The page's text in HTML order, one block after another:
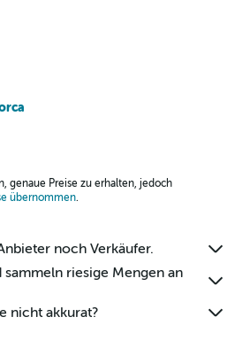
genaue Preise zu erhalten, jedoch
übernommen.
noch Verkäufer.
riesige Mengen an
nicht akkurat?